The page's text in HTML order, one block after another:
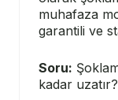
muhafaza
garantili ve
Soru:
kadar uzatır?